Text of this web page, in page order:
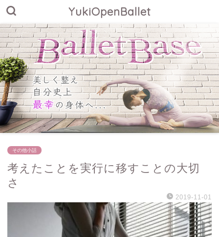
YukiOpenBallet
その他小話
考えたことを実行に移すことの大切
さ
2019-11-01